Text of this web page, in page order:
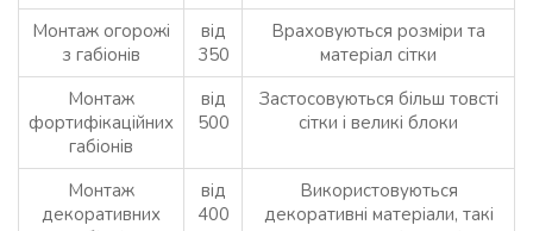
Монтаж огорожі
з габіонів
від
350
Враховуються розміри та
матеріал сітки
Монтаж
фортифікаційних
габіонів
від
500
Застосовуються більш товсті
сітки і великі блоки
Монтаж
декоративних
від
400
Використовуються
декоративні матеріали, такі